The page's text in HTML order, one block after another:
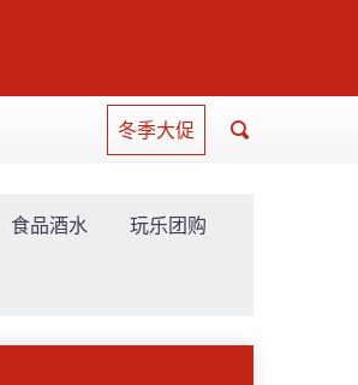
冬季大促
食品酒水 玩乐团购